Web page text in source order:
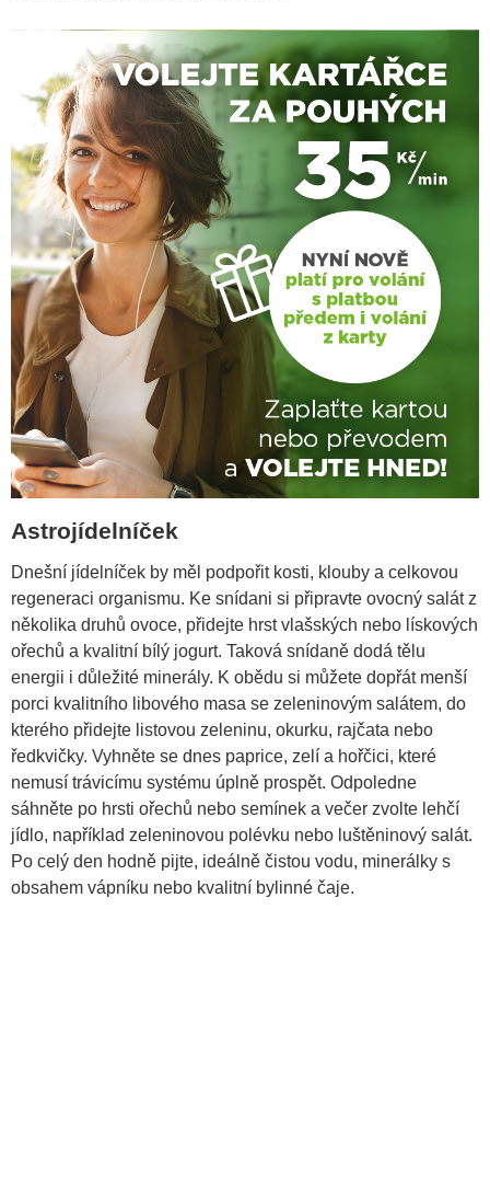
Astrojídelníček
Dnešní jídelníček by měl podpořit kosti, klouby a celkovou
regeneraci organismu. Ke snídani si připravte ovocný salát z
několika druhů ovoce, přidejte hrst vlašských nebo lískových
ořechů a kvalitní bílý jogurt. Taková snídaně dodá tělu
energii i důležité minerály. K obědu si můžete dopřát menší
porci kvalitního libového masa se zeleninovým salátem, do
kterého přidejte listovou zeleninu, okurku, rajčata nebo
ředkvičky. Vyhněte se dnes paprice, zelí a hořčici, které
nemusí trávicímu systému úplně prospět. Odpoledne
sáhněte po hrsti ořechů nebo semínek a večer zvolte lehčí
jídlo, například zeleninovou polévku nebo luštěninový salát.
Po celý den hodně pijte, ideálně čistou vodu, minerálky s
obsahem vápníku nebo kvalitní bylinné čaje.